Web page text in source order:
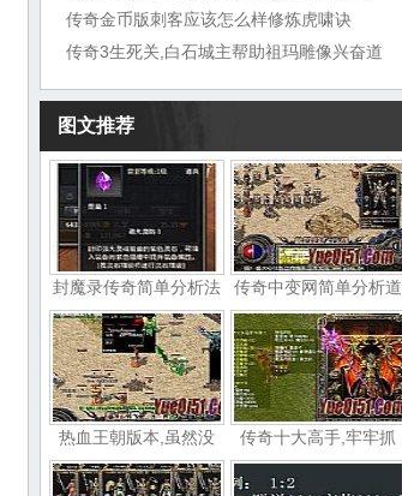
传奇金币版刺客应该怎么样修炼虎啸诀
传奇3生死关,白石城主帮助祖玛雕像兴奋道
图文推荐
封魔录传奇简单分析法 传奇中变网简单分析道
热血王朝版本,虽然没 传奇十大高手,牢牢抓